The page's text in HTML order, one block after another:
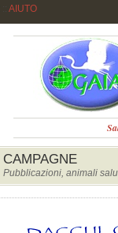
AIUTO
CAMPAGNE
Pubblicazioni, animali